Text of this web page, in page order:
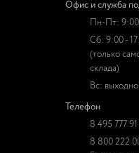
Офис и служба
Пн-Пт:
Сб: 9:00 -
(только
склада)
Вс:
Телефон
8 495 777
8 800 222